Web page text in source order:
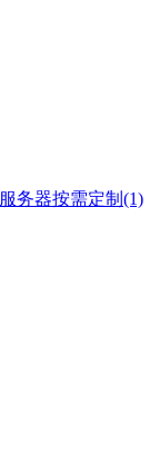
服务器按需定制(1)